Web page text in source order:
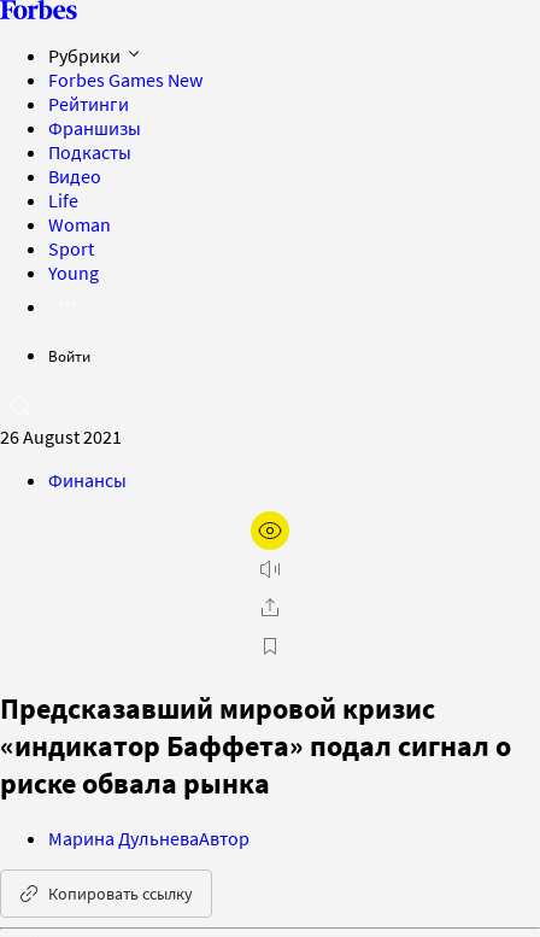
Рубрики
Forbes Games New
Рейтинги
Франшизы
Подкасты
Видео
Life
Woman
Sport
Young
Войти
26 August 2021
Финансы
Предсказавший мировой кризис
«индикатор Баффета» подал сигнал о
риске обвала рынка
Марина ДульневаАвтор
Копировать ссылку